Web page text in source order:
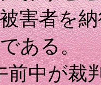
害者を
ある。
前中が裁